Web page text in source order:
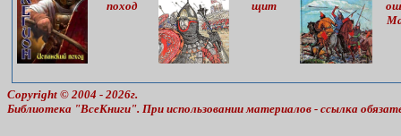
поход
щит
Copyright © 2004 - 2026г.
Библиотека "ВсеКниги". При использовании материалов - ссылка